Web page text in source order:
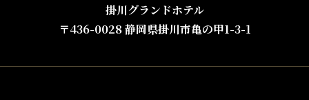
掛川グランドホテル
〒436-0028 静岡県掛川市⻲の甲1-3-1